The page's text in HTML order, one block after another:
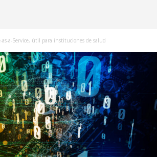
as-a-Service, útil para instituciones de salud